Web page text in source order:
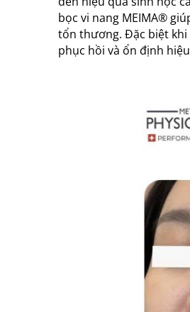
bọc vi nang MEIMA®
tổn thương. Đặc biệt khi
phục hồi và ổn định